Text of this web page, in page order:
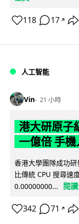
118 17 ↗
人工智能
Vin 21 小時
港大研原子
一億倍 手
香港大學團隊成功
比傳統 CPU 搜尋速
0.00000000...
閱
342 71 ↗